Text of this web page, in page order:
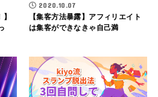
2020.10.07
【集客方法暴露】アフィリエイト
は集客ができなきゃ自己満